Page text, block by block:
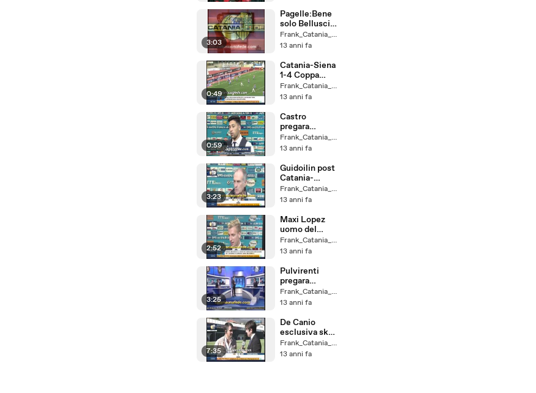
3:03
Pagelle:Bene
solo Bellusci e
Rinaudo
Frank_Catania_un_Fede
13 anni fa
0:49
Catania-Siena
1-4 Coppa
Italia
Frank_Catania_un_Fede
13 anni fa
0:59
Castro
pregara
Catania-
Udinese
Frank_Catania_un_Fede
13 anni fa
3:23
Guidoilin post
Catania-
Udinese a skyFrank_Catania_un_Fede
13 anni fa
2:52
Maxi Lopez
uomo del
giorno a sky Frank_Catania_un_Fede
13 anni fa
3:25
Pulvirenti
pregara
Catania-
Udinese
Frank_Catania_un_Fede
13 anni fa
7:35
De Canio
esclusiva sky
sport 24
Frank_Catania_un_Fede
13 anni fa